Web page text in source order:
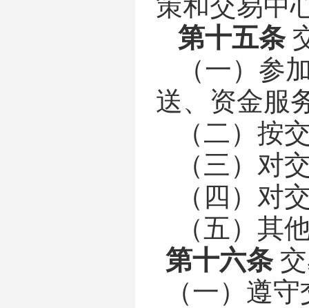
第十五条
（一）参
送、资金服
（二）按
（三）对
（四）对
（五）其
第十六条
（一）遵